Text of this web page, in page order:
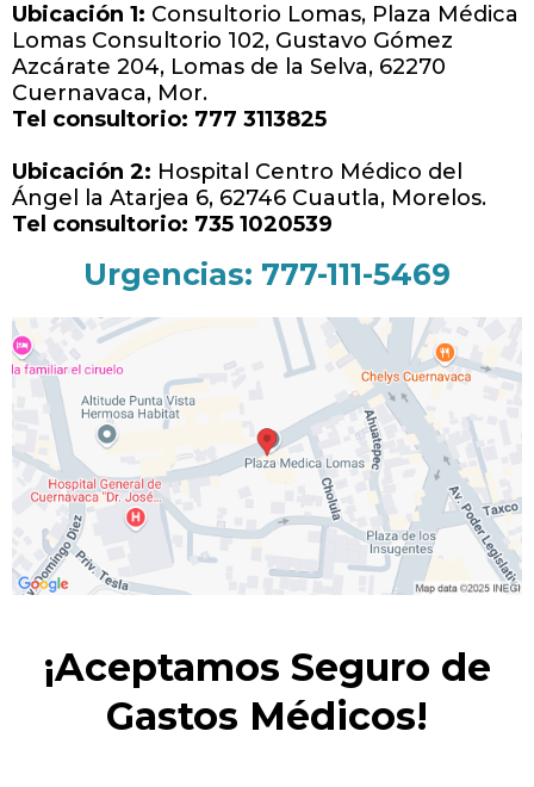
Ubicación 1: Consultorio Lomas, Plaza Médica
Lomas Consultorio 102, Gustavo Gómez
Azcárate 204, Lomas de la Selva, 62270
Cuernavaca, Mor.
Tel consultorio: 777 3113825
Ubicación 2: Hospital Centro Médico del
Ángel
la Atarjea 6, 62746 Cuautla, Morelos.
Tel consultorio: 735 1020539
Urgencias: 777-111-5469
¡Aceptamos Seguro de
Gastos Médicos!